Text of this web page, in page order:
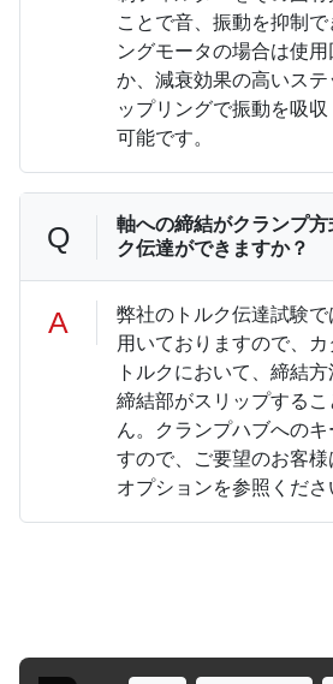
ことで音、振動を抑制
ングモータの場合は使
か、減衰効果の高いス
ップリングで振動を吸
可能です。
Q
軸への締結がクランプ
ク伝達ができますか？
A
弊社のトルク伝達試験
用いておりますので、
トルクにおいて、締結
締結部がスリップする
ん。クランプハブへの
すので、ご要望のお客
オプションを参照くださ